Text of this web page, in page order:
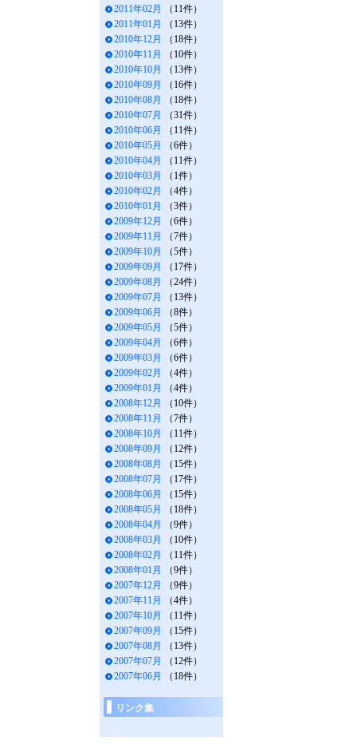
2011年02月
（11件）
2011年01月
（13件）
2010年12月
（18件）
2010年11月
（10件）
2010年10月
（13件）
2010年09月
（16件）
2010年08月
（18件）
2010年07月
（31件）
2010年06月
（11件）
2010年05月
（6件）
2010年04月
（11件）
2010年03月
（1件）
2010年02月
（4件）
2010年01月
（3件）
2009年12月
（6件）
2009年11月
（7件）
2009年10月
（5件）
2009年09月
（17件）
2009年08月
（24件）
2009年07月
（13件）
2009年06月
（8件）
2009年05月
（5件）
2009年04月
（6件）
2009年03月
（6件）
2009年02月
（4件）
2009年01月
（4件）
2008年12月
（10件）
2008年11月
（7件）
2008年10月
（11件）
2008年09月
（12件）
2008年08月
（15件）
2008年07月
（17件）
2008年06月
（15件）
2008年05月
（18件）
2008年04月
（9件）
2008年03月
（10件）
2008年02月
（11件）
2008年01月
（9件）
2007年12月
（9件）
2007年11月
（4件）
2007年10月
（11件）
2007年09月
（15件）
2007年08月
（13件）
2007年07月
（12件）
2007年06月
（18件）
リンク集